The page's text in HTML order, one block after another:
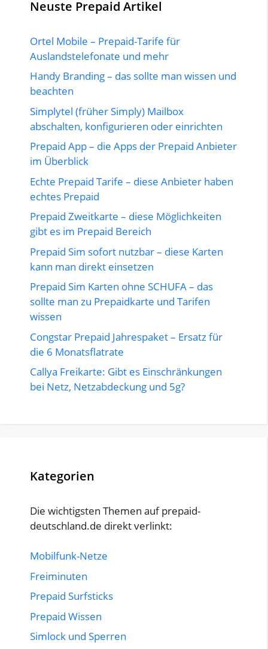
Neuste Prepaid Artikel
Ortel Mobile – Prepaid-Tarife für
Auslandstelefonate und mehr
Handy Branding – das sollte man wissen und
beachten
Simplytel (früher Simply) Mailbox
abschalten, konfigurieren oder einrichten
Prepaid App – die Apps der Prepaid Anbieter
im Überblick
Echte Prepaid Tarife – diese Anbieter haben
echtes Prepaid
Prepaid Zweitkarte – diese Möglichkeiten
gibt es im Prepaid Bereich
Prepaid Sim sofort nutzbar – diese Karten
kann man direkt einsetzen
Prepaid Sim Karten ohne SCHUFA – das
sollte man zu Prepaidkarte und Tarifen
wissen
Congstar Prepaid Jahrespaket – Ersatz für
die 6 Monatsflatrate
Callya Freikarte: Gibt es Einschränkungen
bei Netz, Netzabdeckung und 5g?
Kategorien
Die wichtigsten Themen auf prepaid-
deutschland.de direkt verlinkt:
Mobilfunk-Netze
Freiminuten
Prepaid Surfsticks
Prepaid Wissen
Simlock und Sperren